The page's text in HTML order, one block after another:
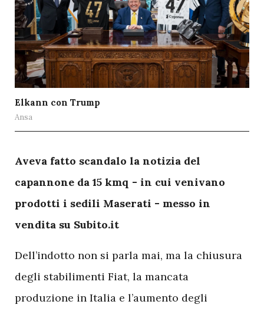
Elkann con Trump
Ansa
Aveva fatto scandalo la notizia del
capannone da 15 kmq - in cui venivano
prodotti i sedili Maserati - messo in
vendita su Subito.it
Dell’indotto non si parla mai, ma la chiusura
degli stabilimenti Fiat, la mancata
produzione in Italia e l’aumento degli